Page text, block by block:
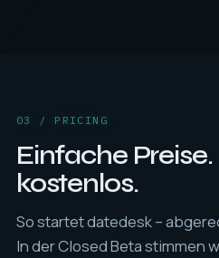
03 / PRICING
Einfache
kostenlos.
So startet datedesk –
In der Closed Beta stimmen